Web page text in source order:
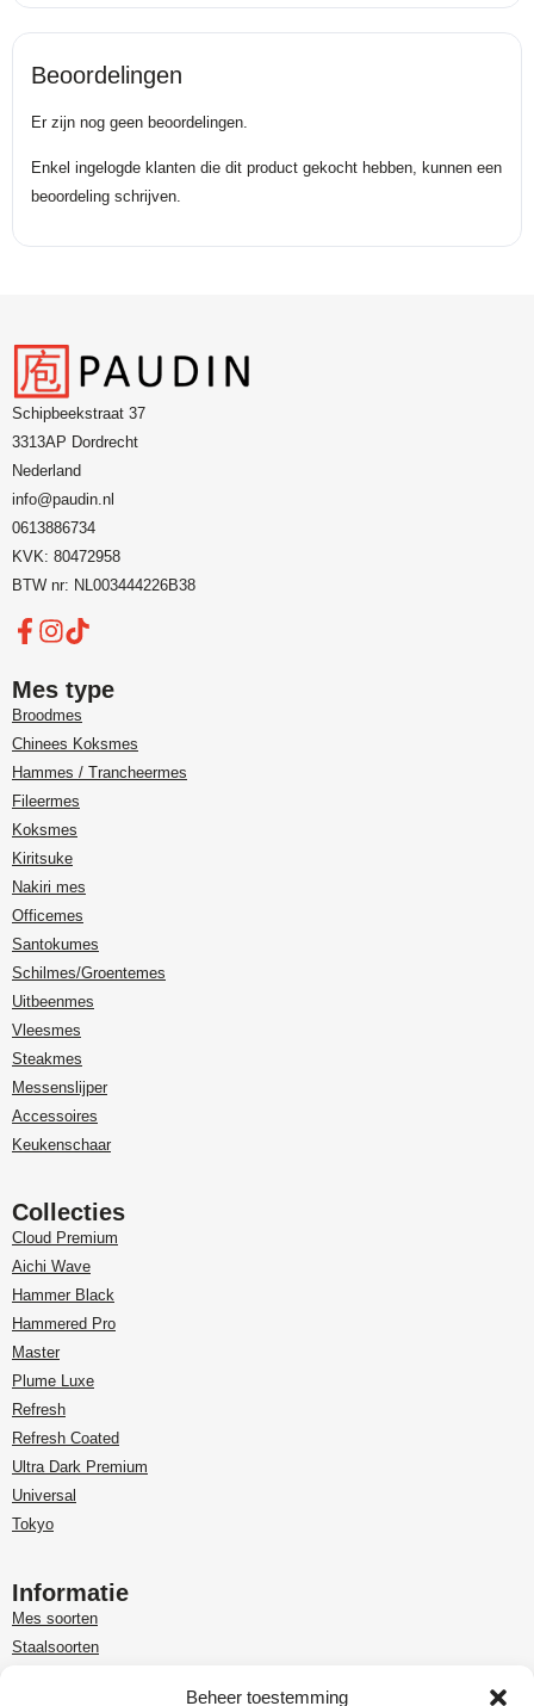
Beheer toestemming
Beoordelingen
Er zijn nog geen beoordelingen.
Enkel ingelogde klanten die dit product gekocht hebben, kunnen een
beoordeling schrijven.
Schipbeekstraat 37
3313AP Dordrecht
Nederland
info@paudin.nl
0613886734
KVK: 80472958
BTW nr: NL003444226B38
Mes type
Broodmes
Chinees Koksmes
Hammes / Trancheermes
Fileermes
Koksmes
Kiritsuke
Nakiri mes
Officemes
Santokumes
Schilmes/Groentemes
Uitbeenmes
Vleesmes
Steakmes
Messenslijper
Accessoires
Keukenschaar
Collecties
Cloud Premium
Aichi Wave
Hammer Black
Hammered Pro
Master
Plume Luxe
Refresh
Refresh Coated
Ultra Dark Premium
Universal
Tokyo
Informatie
Mes soorten
Staalsoorten